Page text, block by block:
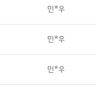
민*우
민*우
민*우